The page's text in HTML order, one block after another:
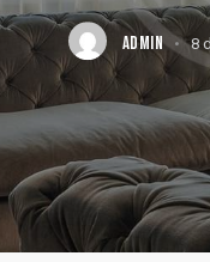
ADMIN 8